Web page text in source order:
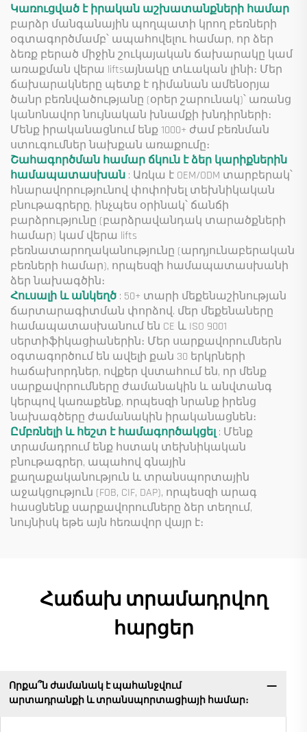
Կառուցված է իրական աշխատանքների համար
բարձր մանգանային պողպատի կրող բեռների
օգտագործմամբ՝ ապահովելու համար, որ ձեր
ձեռք բերած միջին շուկայական ճախարակը կամ
առաքման վերա liftsայնակը տևական լինի։ Մեր
ճախարակները պետք է դիմանան ամենօրյա
ծանր բեռնվածությանը (օրեր շարունակ)՝ առանց
կանոնավոր նույնական խնամքի խնդիրների։
Մենք իրականացնում ենք 1000+ ժամ բեռնման
ստուգումներ նախքան առաքումը։
Շահագործման համար ճկուն է ձեր կարիքներին
համապատասխան : Առկա է OEM/ODM տարբերակ՝
հնարավորությունով փոփոխել տեխնիկական
բնութագրերը, ինչպես օրինակ՝ ճանճի
բարձրությունը (բարձրավանդակ տարածքների
համար) կամ վերա lifts
բեռնատարողականությունը (արդյունաբերական
բեռների համար), որպեսզի համապատասխանի
ձեր նախագծին։
Հուսալի և անկեղծ : 50+ տարի մեքենաշինության
ճարտարագիտման փորձով. մեր մեքենաները
համապատասխանում են CE և ISO 9001
սերտիֆիկացիաներին։ Մեր սարքավորումներն
օգտագործում են ավելի քան 30 երկրների
հաճախորդներ, ովքեր վստահում են, որ մենք
սարքավորումները ժամանակին և անվտանգ
կերպով կառաքենք, որպեսզի նրանք իրենց
նախագծերը ժամանակին իրականացնեն։
Ըմբռնելի և հեշտ է համագործակցել : Մենք
տրամադրում ենք հստակ տեխնիկական
բնութագրեր, ապահով գնային
քաղաքականություն և տրանսպորտային
աջակցություն (FOB, CIF, DAP), որպեսզի արագ
հասցնենք սարքավորումները ձեր տեղում,
նույնիսկ եթե այն հեռավոր վայր է։
Հաճախ տրամադրվող
հարցեր
Որքա՞ն ժամանակ է պահանջվում
արտադրանքի և տրանսպորտացիայի համար։